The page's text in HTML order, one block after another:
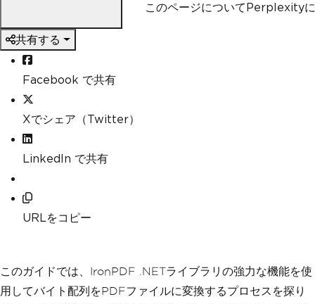
このページについてPerplexity
共有する
Facebook で共有
Xでシェア（Twitter）
LinkedIn で共有
URLをコピー
このガイドでは、IronPDF .NETライブラリの強力な機能を使
用してバイト配列をPDFファイルに変換するプロセスを探り